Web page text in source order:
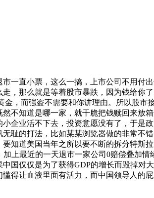
一直小票，这么一搞，上市公司不用付
，那么就是等着股市暴跌，因为钱给你
，而强盗不需要和你讲理由。所以股市
不知道是哪一家，就干脆把钱赎回来放
企业活不下去，投资意愿没有了，于是
耻的打法，比如某某浏览器做的非常不
知道美国当年之所以要不断的拆分特斯
上最近的一天退市一家公司0赔偿叠加情
国仅仅是为了获得GDP的增长而毁掉对
得让血液里面有活力，而中国领导人的